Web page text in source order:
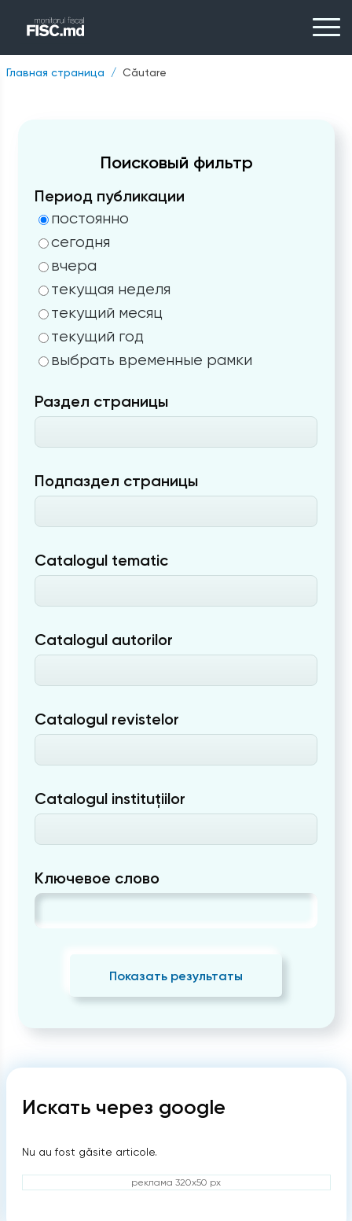
Главная страница Căutare
Поисковый фильтр
Период публикации
постоянно
сегодня
вчера
текущая неделя
текущий месяц
текущий год
выбрать временные рамки
Раздел страницы
Подпаздел страницы
Catalogul tematic
Catalogul autorilor
Catalogul revistelor
Catalogul instituțiilor
Ключевое слово
Показать результаты
Искать через google
Nu au fost găsite articole.
реклама 320x50 px